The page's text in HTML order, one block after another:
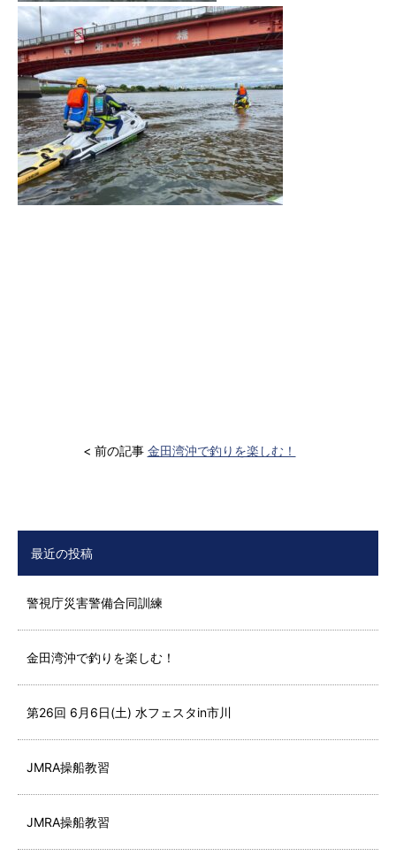
< 前の記事 金田湾沖で釣りを楽しむ！
最近の投稿
警視庁災害警備合同訓練
金田湾沖で釣りを楽しむ！
第26回 6月6日(土) 水フェスタin市川
JMRA操船教習
JMRA操船教習